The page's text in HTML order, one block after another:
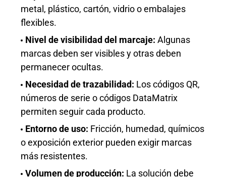
metal, plástico, cartón, vidrio o embalajes
flexibles.
Nivel de visibilidad del marcaje:Algunas
marcas deben ser visibles y otras deben
permanecer ocultas.
Necesidad de trazabilidad: Los códigos QR,
números de serie o códigos DataMatrix
permiten seguir cada producto.
Entorno de uso: Fricción, humedad, químicos
o exposición exterior pueden exigir marcas
más resistentes.
Volumen de producción: La solución debe